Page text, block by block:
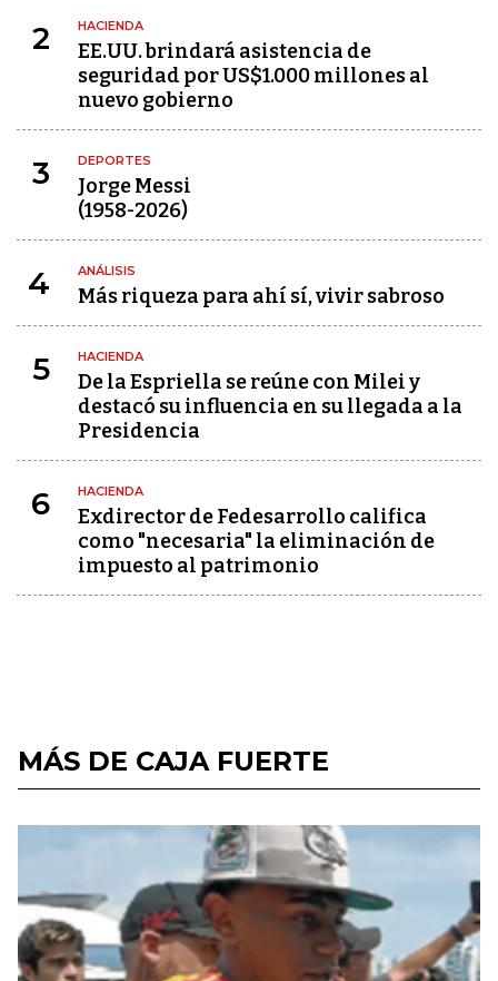
2 HACIENDA
EE.UU. brindará asistencia de
seguridad por US$1.000 millones al
nuevo gobierno
3 DEPORTES
Jorge Messi
(1958-2026)
4 ANÁLISIS
Más riqueza para ahí sí, vivir sabroso
5 HACIENDA
De la Espriella se reúne con Milei y
destacó su influencia en su llegada a la
Presidencia
6 HACIENDA
Exdirector de Fedesarrollo califica
como "necesaria" la eliminación de
impuesto al patrimonio
MÁS DE CAJA FUERTE